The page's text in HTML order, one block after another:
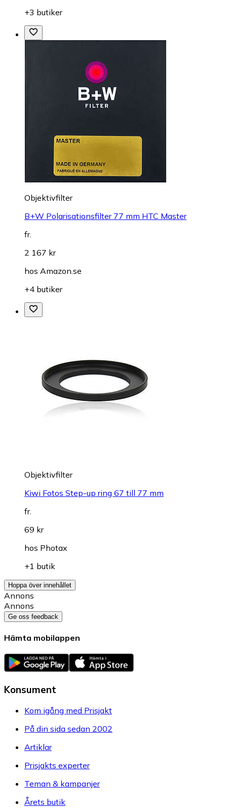
+3 butiker
Objektivfilter
B+W Polarisationsfilter 77 mm HTC Master
fr.
2 167 kr
hos Amazon.se
+4 butiker
Objektivfilter
Kiwi Fotos Step-up ring 67 till 77 mm
fr.
69 kr
hos Photax
+1 butik
Hoppa över innehållet
Annons
Annons
Ge oss feedback
Hämta mobilappen
Konsument
Kom igång med Prisjakt
På din sida sedan 2002
Artiklar
Prisjakts experter
Teman & kampanjer
Årets butik